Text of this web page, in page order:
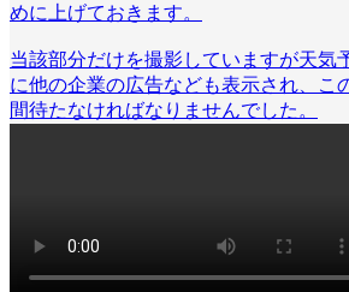
めに上げておきます。
当該部分だけを撮影していますが天気
に他の企業の広告なども表示され、こ
間待たなければなりませんでした。